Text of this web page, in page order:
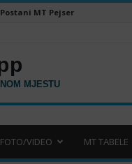
Postani MT Pejser
FOTO/VIDEO MT TABELE